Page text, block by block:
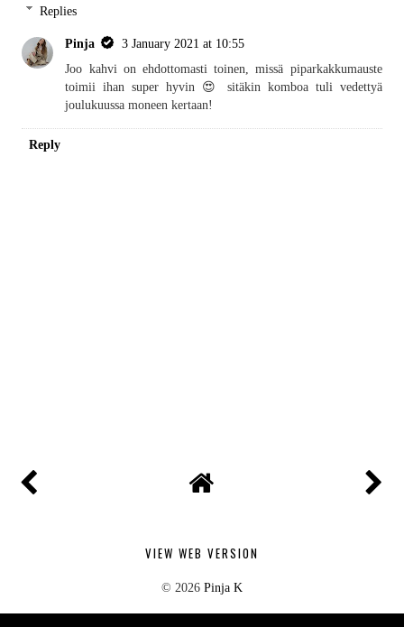
Replies
Pinja
3 January 2021 at 10:55
Joo kahvi on ehdottomasti toinen, missä piparkakkumauste
toimii ihan super hyvin 😍 sitäkin komboa tuli vedettyä
joulukuussa moneen kertaan!
Reply
VIEW WEB VERSION
© 2026 Pinja K